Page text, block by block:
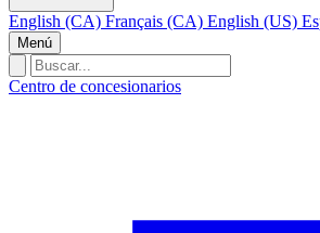
English (CA) Français (CA) English (US)
Menú
Centro de concesionarios